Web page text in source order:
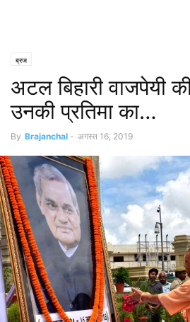
ब्रज
अटल बिहारी वाजपेयी
उनकी प्रतिमा का…
By Brajanchal - अगस्त 16, 2019